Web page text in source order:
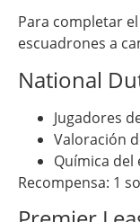
Para completar
escuadrones a
National
Jugadores
Valoración
Química del
Recompensa: 1